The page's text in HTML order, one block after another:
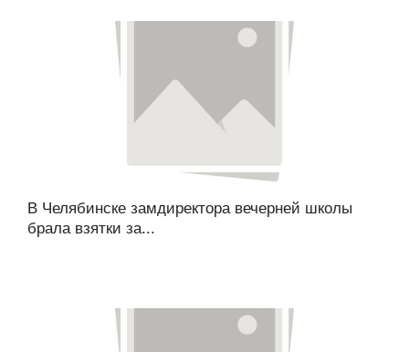
В Челябинске замдиректора вечерней школы
брала взятки за...